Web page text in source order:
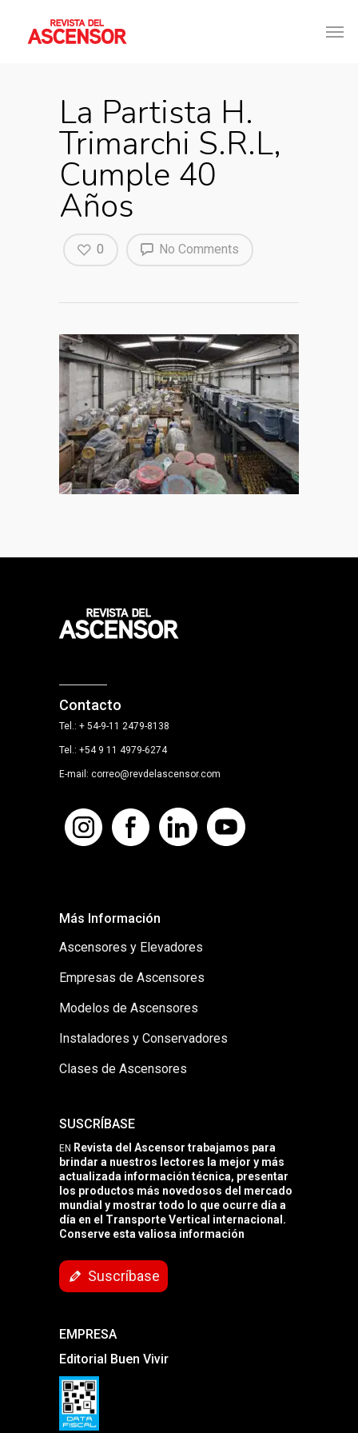
La Partista H.
Trimarchi S.R.L,
Cumple 40
Años
No Comments
0
Contacto
Tel.: + 54-9-11 2479-8138
Tel.: +54 9 11 4979-6274
E-mail: correo@revdelascensor.com
Más Información
Ascensores y Elevadores
Empresas de Ascensores
Modelos de Ascensores
Instaladores y Conservadores
Clases de Ascensores
SUSCRÍBASE
EN Revista del Ascensor trabajamos para
brindar a nuestros lectores la mejor y más
actualizada información técnica, presentar
los productos más novedosos del mercado
mundial y mostrar todo lo que ocurre día a
día en el Transporte Vertical internacional.
Conserve esta valiosa información
Suscríbase
EMPRESA
Editorial Buen Vivir